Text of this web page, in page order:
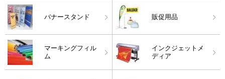
バナースタンド 販促用品
マーキングフィル
ム
インクジェットメ
ディア